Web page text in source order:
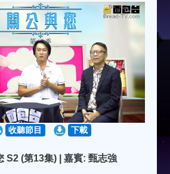
收聽節目 下載
S2 (第13集) | 嘉賓: 甄志強